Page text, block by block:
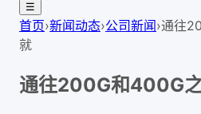
☰
首页›新闻动态›公司新闻›通往
就
通往200G和400G